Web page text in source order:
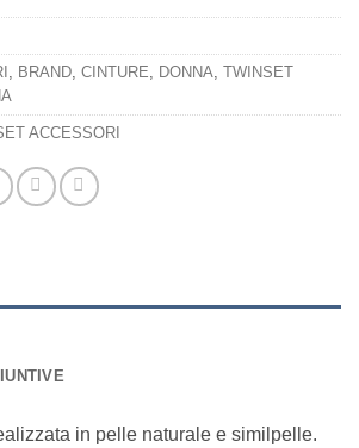
BRAND CINTURE DONNA TWINSET
ACCESSORI
in pelle naturale e similpelle.